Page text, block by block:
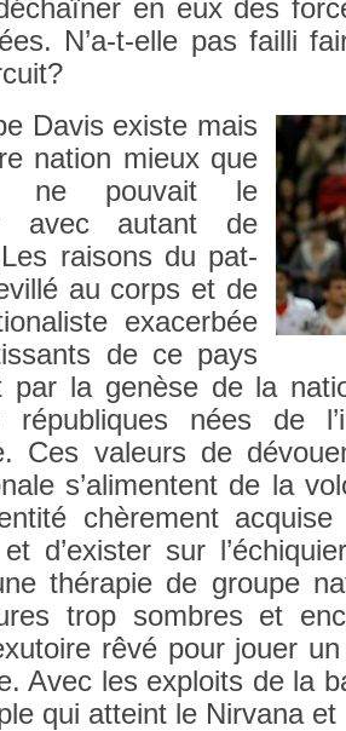
en eux des
N’a-t-elle pas fail­li
Davis ex­is­te mais
na­tion mieux que
ne pouvait le
avec autant de
raisons du pat­
au corps et de
ex­acerbée
de ce pays
par la genèse de la
répub­liques nées de
Ces valeurs de
s’alimen­tent de la
chère­ment
d’exist­er sur
thérapie de groupe
trop sombres et
rêvé pour jouer
Avec les ex­ploits de la
qui at­teint le Nir­vana